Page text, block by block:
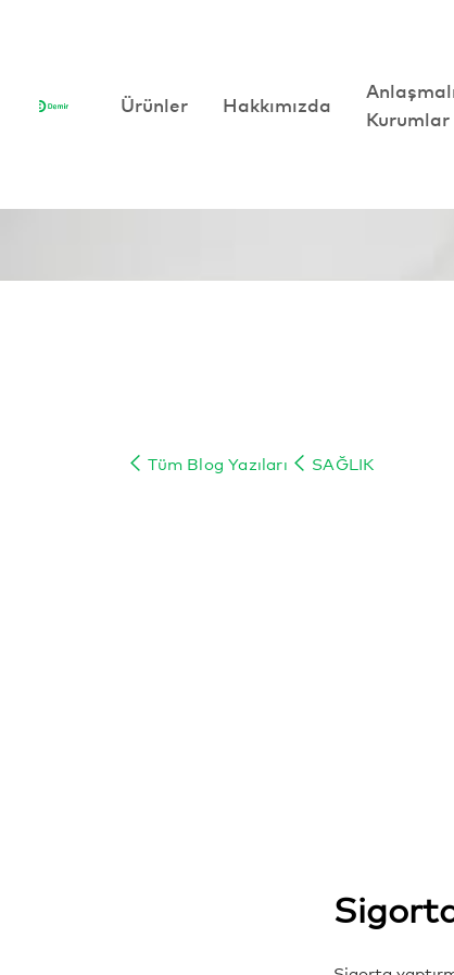
Ürünler Hakkımızda
Kurumlar
Ürünler Hakkımızda
Kurumlar
Tüm Blog Yazıları SAĞLIK